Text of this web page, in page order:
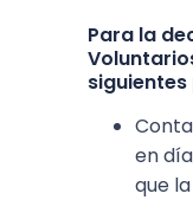
Para la
siguientes
en
que